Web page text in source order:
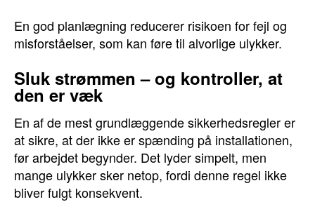
En god planlægning reducerer risikoen for fejl og
misforståelser, som kan føre til alvorlige ulykker.
Sluk strømmen – og kontroller, at
den er væk
En af de mest grundlæggende sikkerhedsregler er
at sikre, at der ikke er spænding på installationen,
før arbejdet begynder. Det lyder simpelt, men
mange ulykker sker netop, fordi denne regel ikke
bliver fulgt konsekvent.